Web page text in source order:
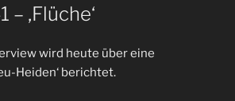
– ‚Flüche‘
wird heute über eine
Heiden‘ berichtet.